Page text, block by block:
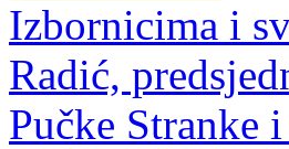
Izbornicima i
Radić,
Pučke Stranke